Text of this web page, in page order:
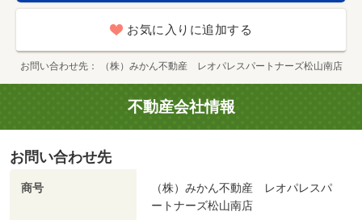
お気に入りに追加する
お問い合わせ先 （株）みかん不動産 レオパレスパートナーズ松山南店
不動産会社情報
お問い合わせ先
商号
（株）みかん不動産 レオパレスパ
ートナーズ松山南店